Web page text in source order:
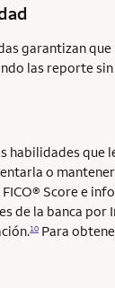
garantizan
las reporte
habilidades que
o
Score e
de la banca por
10 Para